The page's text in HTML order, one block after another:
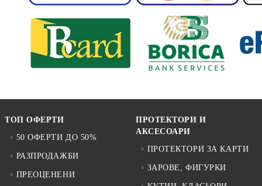
ТОП ОФЕРТИ
50 ОФЕРТИ ДО 50%
РАЗПРОДАЖБИ
ПРЕОЦЕНЕНИ
ПРОТЕКТОРИ И
АКСЕСОАРИ
ПРОТЕКТОРИ ЗА КАРТИ
ЗАРОВЕ, ФИГУРКИ